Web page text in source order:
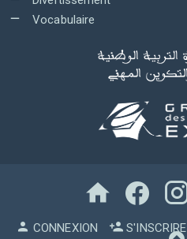
Vocabulaire
CONNEXION S'INSCRIRE